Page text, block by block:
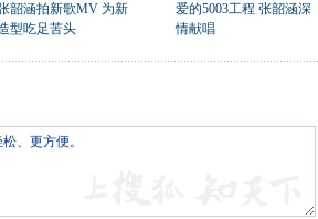
韶涵拍新歌MV 为新
型吃足苦头
爱的5003工程 张韶涵深
情献唱